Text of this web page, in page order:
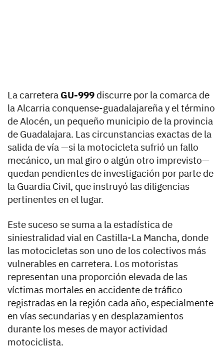
La carretera GU-999 discurre por la comarca de
la Alcarria conquense-guadalajareña y el término
de Alocén, un pequeño municipio de la provincia
de Guadalajara. Las circunstancias exactas de la
salida de vía —si la motocicleta sufrió un fallo
mecánico, un mal giro o algún otro imprevisto—
quedan pendientes de investigación por parte de
la Guardia Civil, que instruyó las diligencias
pertinentes en el lugar.
Este suceso se suma a la estadística de
siniestralidad vial en Castilla-La Mancha, donde
las motocicletas son uno de los colectivos más
vulnerables en carretera. Los motoristas
representan una proporción elevada de las
víctimas mortales en accidente de tráfico
registradas en la región cada año, especialmente
en vías secundarias y en desplazamientos
durante los meses de mayor actividad
motociclista.